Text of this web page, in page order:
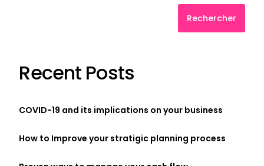
Rechercher
Recent Posts
COVID-19 and its implications on your business
How to Improve your stratigic planning process